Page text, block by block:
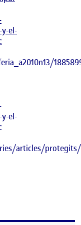
y-el-
y-el-
articles/protegits/